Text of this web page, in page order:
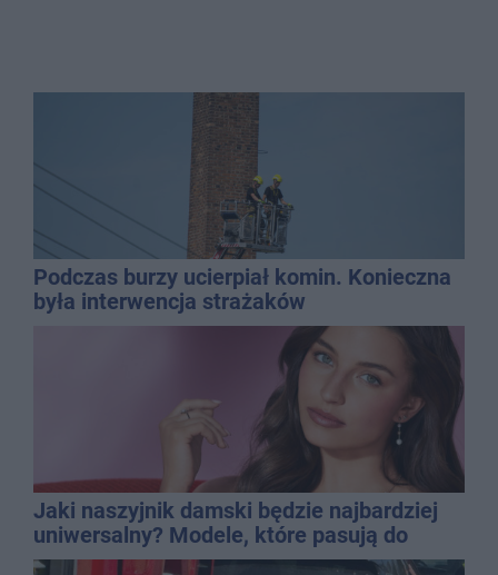
Podczas burzy ucierpiał komin. Konieczna
była interwencja strażaków
Jaki naszyjnik damski będzie najbardziej
uniwersalny? Modele, które pasują do
wielu stylizacji